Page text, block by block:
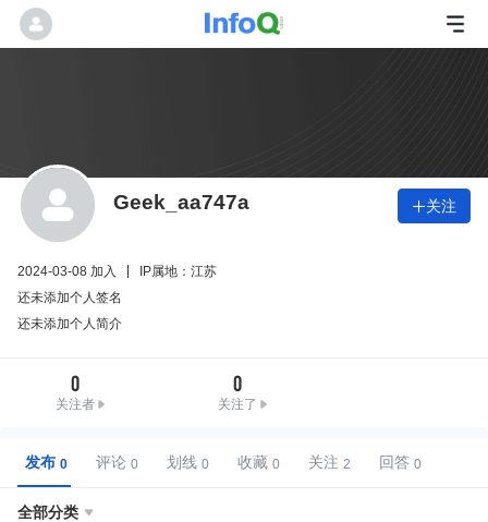
Geek_aa747a 关注
2024-03-08 加入
IP属地：江苏
还未添加个人签名
还未添加个人简介
0
关注者
0
关注了
发布 评论 划线 收藏 关注 回答
全部分类 